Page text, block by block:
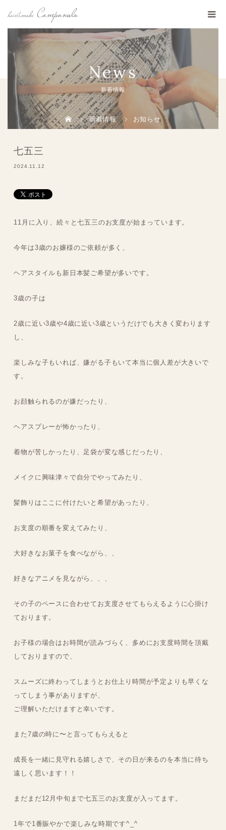
News
新着情報
新着情報 お知らせ
七五三
2024.11.12
11月に入り、続々と七五三のお支度が始まっています。
今年は3歳のお嬢様のご依頼が多く、
ヘアスタイルも新日本髪ご希望が多いです。
3歳の子は
2歳に近い3歳や4歳に近い3歳というだけでも大きく変わります
し、
楽しみな子もいれば、嫌がる子もいて本当に個人差が大きいで
す。
お顔触られるのが嫌だったり、
ヘアスプレーが怖かったり、
着物が苦しかったり、足袋が変な感じだったり、
メイクに興味津々で自分でやってみたり、
髪飾りはここに付けたいと希望があったり、
お支度の順番を変えてみたり、
大好きなお菓子を食べながら、、
好きなアニメを見ながら、、、
その子のペースに合わせてお支度させてもらえるように心掛け
ております。
お子様の場合はお時間が読みづらく、多めにお支度時間を頂戴
しておりますので、
スムーズに終わってしまうとお仕上り時間が予定よりも早くな
ってしまう事がありますが、
ご理解いただけますと幸いです。
また7歳の時に〜と言ってもらえると
成長を一緒に見守れる嬉しさで、その日が来るのを本当に待ち
遠しく思います！！
まだまだ12月中旬まで七五三のお支度が入ってます。
1年で1番賑やかで楽しみな時期です^⁠_⁠^